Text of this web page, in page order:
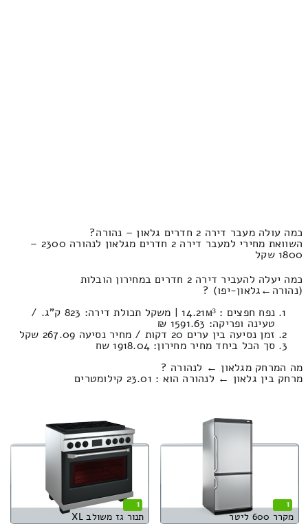
כמה עולה מעבר דירה 2 חדרים גלאון – נהורה?
השוואת מחירי למעבר דירה 2 חדרים מגלאון לנהורה 2300 –
1800 שקל
כמה יעלה להעביר דירה 2 חדרים במחירון הובלות
(נהורה‎←‏גלאון-יפו) ?
נפח חפצים : 14.21м³ | משקל תכולת דירה: 823 ק”ג. /
טעינה ופריקה: 1591.63 ₪
זמן נסיעה בין ערים 20 דקות / מחיר נסיעה 267.09 שקל
סך הכל ביחד מחיר מחירון: 1918.04 שח
מה המרחק מגלאון ← לנהורה ?
מרחק בין גלאון ← לנהורה הוא : 23.01 קילומטרים
1
מקרר 600 ליטר
1
תנור גז משולב XL